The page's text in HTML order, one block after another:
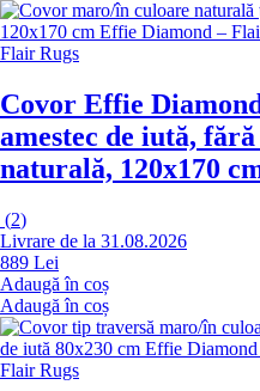
Flair Rugs
Covor Effie
amestec de iută,
naturală, 120x170
(2)
Livrare de la 31.08.2026
889 Lei
Adaugă în coș
Adaugă în coș
Flair Rugs